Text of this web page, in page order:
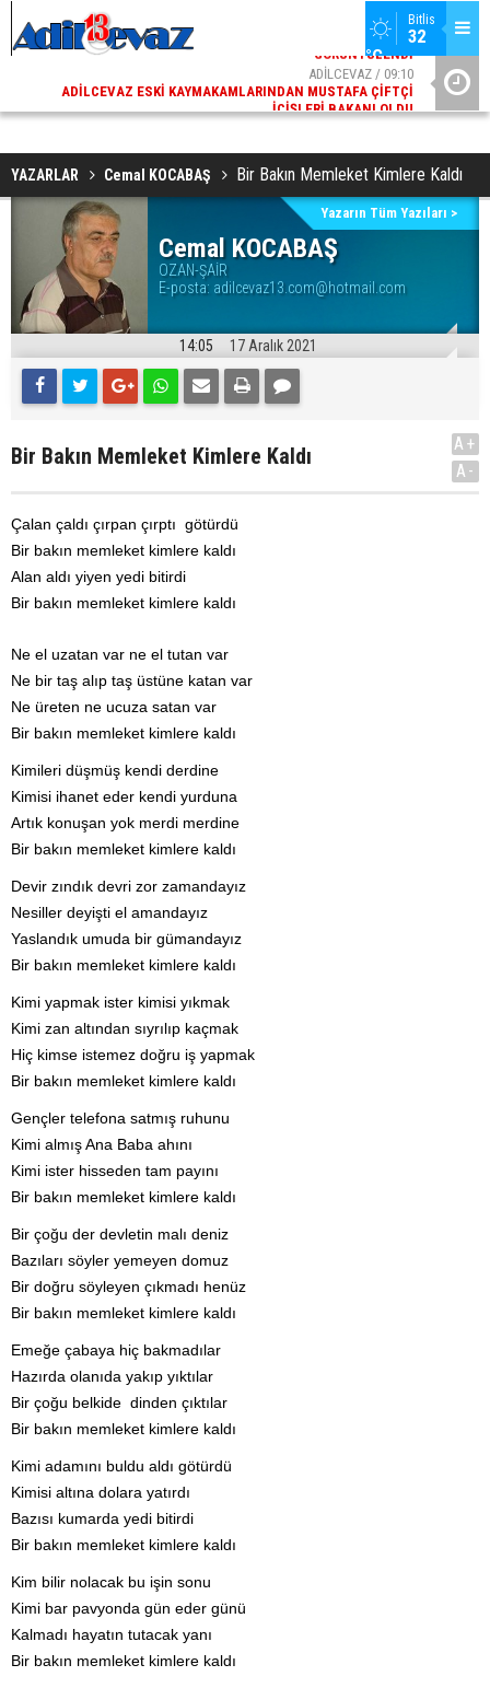
Bitlis
32
°C
ADİLCEVAZ / 09:10
ADILCEVAZ ESKI KAYMAKAMLARINDAN MUSTAFA ÇIFTÇI
İÇIŞLERI BAKANI OLDU
YAZARLAR Cemal KOCABAŞ Bir Bakın Memleket Kimlere Kaldı
Cemal KOCABAŞ
OZAN-ŞAİR
E-posta: adilcevaz13.com@hotmail.com
Yazarın Tüm Yazıları >
14:05 17 Aralık 2021
Bir Bakın Memleket Kimlere Kaldı
A+
A-
Çalan çaldı çırpan çırptı götürdü
Bir bakın memleket kimlere kaldı
Alan aldı yiyen yedi bitirdi
Bir bakın memleket kimlere kaldı
Ne el uzatan var ne el tutan var
Ne bir taş alıp taş üstüne katan var
Ne üreten ne ucuza satan var
Bir bakın memleket kimlere kaldı
Kimileri düşmüş kendi derdine
Kimisi ihanet eder kendi yurduna
Artık konuşan yok merdi merdine
Bir bakın memleket kimlere kaldı
Devir zındık devri zor zamandayız
Nesiller deyişti el amandayız
Yaslandık umuda bir gümandayız
Bir bakın memleket kimlere kaldı
Kimi yapmak ister kimisi yıkmak
Kimi zan altından sıyrılıp kaçmak
Hiç kimse istemez doğru iş yapmak
Bir bakın memleket kimlere kaldı
Gençler telefona satmış ruhunu
Kimi almış Ana Baba ahını
Kimi ister hisseden tam payını
Bir bakın memleket kimlere kaldı
Bir çoğu der devletin malı deniz
Bazıları söyler yemeyen domuz
Bir doğru söyleyen çıkmadı henüz
Bir bakın memleket kimlere kaldı
Emeğe çabaya hiç bakmadılar
Hazırda olanıda yakıp yıktılar
Bir çoğu belkide dinden çıktılar
Bir bakın memleket kimlere kaldı
Kimi adamını buldu aldı götürdü
Kimisi altına dolara yatırdı
Bazısı kumarda yedi bitirdi
Bir bakın memleket kimlere kaldı
Kim bilir nolacak bu işin sonu
Kimi bar pavyonda gün eder günü
Kalmadı hayatın tutacak yanı
Bir bakın memleket kimlere kaldı